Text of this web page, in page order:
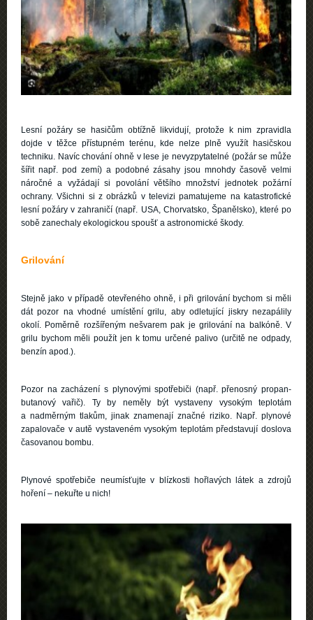
Lesní požáry se hasičům obtížně likvidují, protože k nim zpravidla
dojde v těžce přístupném terénu, kde nelze plně využít hasičskou
techniku. Navíc chování ohně v lese je nevyzpytatelné (požár se může
šířit např. pod zemí) a podobné zásahy jsou mnohdy časově velmi
náročné a vyžádají si povolání většího množství jednotek požární
ochrany. Všichni si z obrázků v televizi pamatujeme na katastrofické
lesní požáry v zahraničí (např. USA, Chorvatsko, Španělsko), které po
sobě zanechaly ekologickou spoušť a astronomické škody.
Grilování
Stejně jako v případě otevřeného ohně, i při grilování bychom si měli
dát pozor na vhodné umístění grilu, aby odletující jiskry nezapálily
okolí. Poměrně rozšířeným nešvarem pak je grilování na balkóně. V
grilu bychom měli použít jen k tomu určené palivo (určitě ne odpady,
benzín apod.).
Pozor na zacházení s plynovými spotřebiči (např. přenosný propan-
butanový vařič). Ty by neměly být vystaveny vysokým teplotám
a nadměrným tlakům, jinak znamenají značné riziko. Např. plynové
zapalovače v autě vystaveném vysokým teplotám představují doslova
časovanou bombu.
Plynové spotřebiče neumísťujte v blízkosti hořlavých látek a zdrojů
hoření – nekuřte u nich!